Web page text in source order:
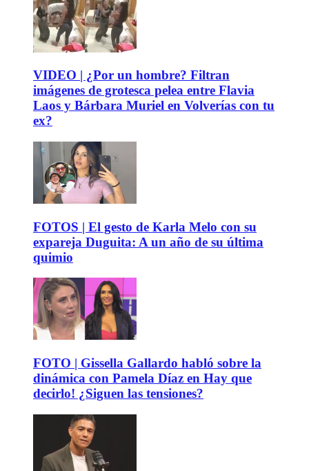
VIDEO | ¿Por un hombre? Filtran
imágenes de grotesca pelea entre Flavia
Laos y Bárbara Muriel en Volverías con tu
ex?
FOTOS | El gesto de Karla Melo con su
expareja Duguita: A un año de su última
quimio
FOTO | Gissella Gallardo habló sobre la
dinámica con Pamela Díaz en Hay que
decirlo! ¿Siguen las tensiones?